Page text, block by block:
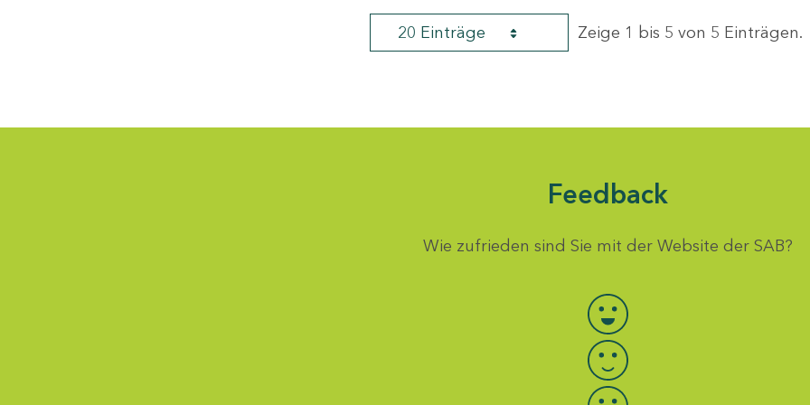
20 Einträge Zeige 1 bis 5 von 5 Einträgen.
Feedback
Wie zufrieden sind Sie mit der Website der SAB?
Bewertung auswählen